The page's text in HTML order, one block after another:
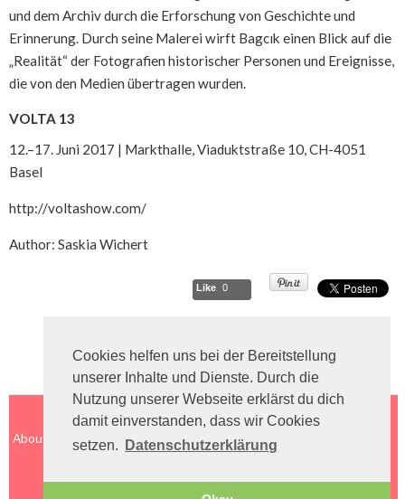
Cookies helfen uns bei der Bereitstellung
unserer Inhalte und Dienste. Durch die
Nutzung unserer Webseite erklärst du dich
damit einverstanden, dass wir Cookies
setzen.
Datenschutzerklärung
und dem Archiv durch die Erforschung von Geschichte und
Erinnerung. Durch seine Malerei wirft Bagcık einen Blick auf die
„Realität“ der Fotografien historischer Personen und Ereignisse,
die von den Medien übertragen wurden.
VOLTA 13
12.–17. Juni 2017 | Markthalle, Viaduktstraße 10, CH-4051
Basel
http://voltashow.com/
Author: Saskia Wichert
Like 0
About Impressum Contact Datenschutz